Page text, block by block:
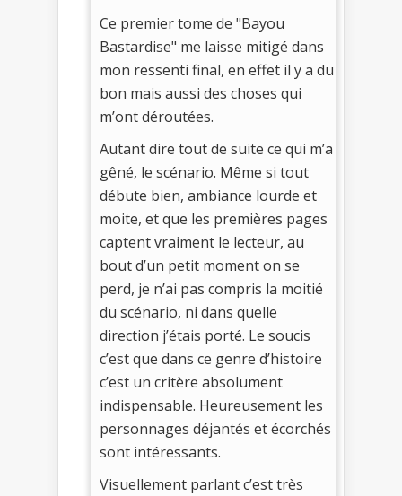
Ce premier tome de "Bayou
Bastardise" me laisse mitigé dans
mon ressenti final, en effet il y a du
bon mais aussi des choses qui
m’ont déroutées.
Autant dire tout de suite ce qui m’a
gêné, le scénario. Même si tout
débute bien, ambiance lourde et
moite, et que les premières pages
captent vraiment le lecteur, au
bout d’un petit moment on se
perd, je n’ai pas compris la moitié
du scénario, ni dans quelle
direction j’étais porté. Le soucis
c’est que dans ce genre d’histoire
c’est un critère absolument
indispensable. Heureusement les
personnages déjantés et écorchés
sont intéressants.
Visuellement parlant c’est très